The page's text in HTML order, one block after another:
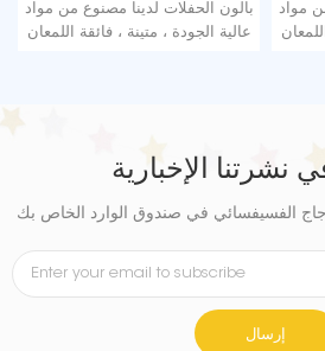
بالون الحفلات لدينا مصنوع من مواد
عالية الجودة ، متينة ، فائقة اللمعان
مواد
نشرتنا الإخبارية
إرسال